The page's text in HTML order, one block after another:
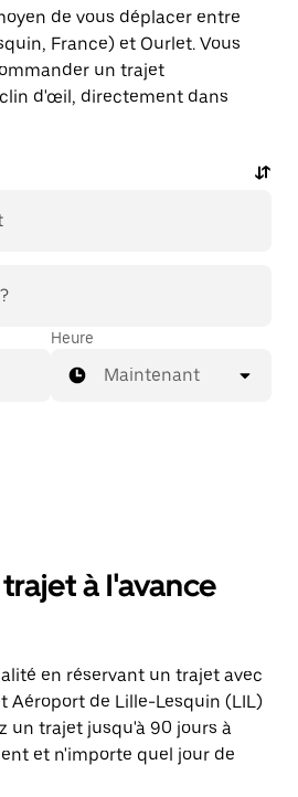
de vous déplacer entre
France) et Ourlet. Vous
un trajet
d'œil, directement dans
Heure
Maintenant
à l'avance
en réservant un trajet avec
Aéroport de Lille-Lesquin (LIL)
un trajet jusqu'à 90 jours à
et n'importe quel jour de